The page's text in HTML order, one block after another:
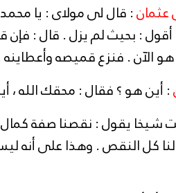
عثمان: قال لى مولاى : يا
: بحيث لم يزل . قال : فإن
الآن . فنزع قميصه وأعطاينه
: أين هو ؟ فقال : محقك الله ،
يقول : نقصنا صفة كمال
كل النقص . وهذا على أنه